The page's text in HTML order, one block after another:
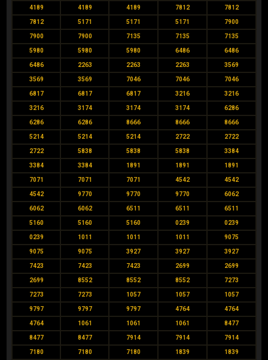
4189 4189 4189 7812 7812
7812 5171 5171 5171 7900
7900 7900 7135 7135 7135
5980 5980 5980 6486 6486
6486 2263 2263 2263 3569
3569 3569 7046 7046 7046
6817 6817 6817 3216 3216
3216 3174 3174 3174 6286
6286 6286 8666 8666 8666
5214 5214 5214 2722 2722
2722 5838 5838 5838 3384
3384 3384 1891 1891 1891
7071 7071 7071 4542 4542
4542 9770 9770 9770 6062
6062 6062 6511 6511 6511
5160 5160 5160 0239 0239
0239 1011 1011 1011 9075
9075 9075 3927 3927 3927
7423 7423 7423 2699 2699
2699 8552 8552 8552 7273
7273 7273 1057 1057 1057
9797 9797 9797 4764 4764
4764 1061 1061 1061 8477
8477 8477 7914 7914 7914
7180 7180 7180 1839 1839